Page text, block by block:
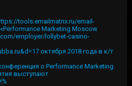
tools.emailmatrix.ru/email-
Marketing Moscow
employer/lollybet-casino-
октября 2018 года в к/т
о Performance Marketing.
выступают